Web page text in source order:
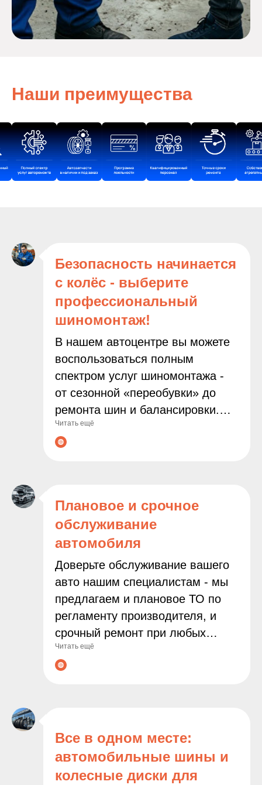
Наши преимущества
Безопасность начинается
с колёс - выберите
профессиональный
шиномонтаж!
В нашем автоцентре вы можете
воспользоваться полным
спектром услуг шиномонтажа -
от сезонной «переобувки» до
ремонта шин и балансировки.
Мы используем современное
оборудование и работаем только
безопасность результата.
Доверяя нам заботу о колёсах
вашего автомобиля, вы можете
быть уверены в
профессионализме наших
мастеров и внимательном
подходе к каждой задаче.
Читать ещё
Плановое и срочное
обслуживание
автомобиля
Доверьте обслуживание вашего
авто нашим специалистам - мы
предлагаем и плановое ТО по
регламенту производителя, и
срочный ремонт при любых
неполадках. Современное
оборудование и опытные
ваш автомобиль будет служить
дольше, а поездки останутся
Читать ещё
Все в одном месте:
автомобильные шины и
колесные диски для